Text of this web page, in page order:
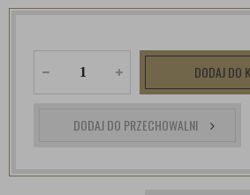
DODAJ DO
DODAJ DO PRZECHOWALNI